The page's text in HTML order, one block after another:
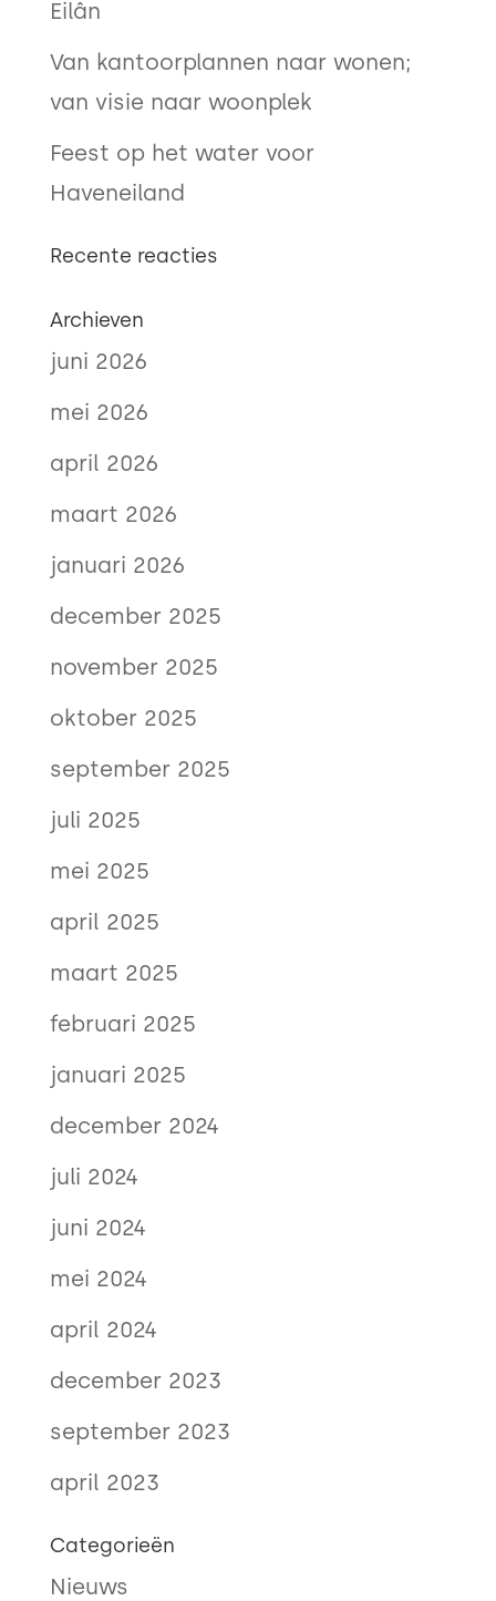
Eilân
Van kantoorplannen naar wonen;
van visie naar woonplek
Feest op het water voor
Haveneiland
Recente reacties
Archieven
juni 2026
mei 2026
april 2026
maart 2026
januari 2026
december 2025
november 2025
oktober 2025
september 2025
juli 2025
mei 2025
april 2025
maart 2025
februari 2025
januari 2025
december 2024
juli 2024
juni 2024
mei 2024
april 2024
december 2023
september 2023
april 2023
Categorieën
Nieuws